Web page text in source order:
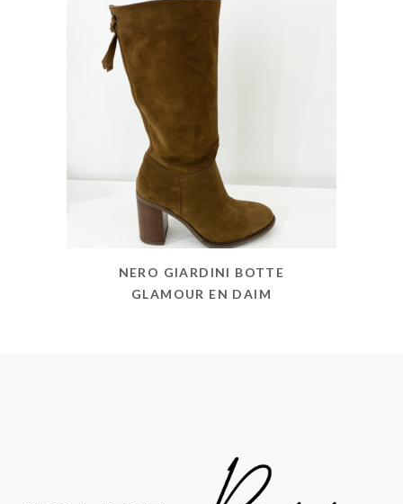
NERO GIARDINI BOTTE
GLAMOUR EN DAIM